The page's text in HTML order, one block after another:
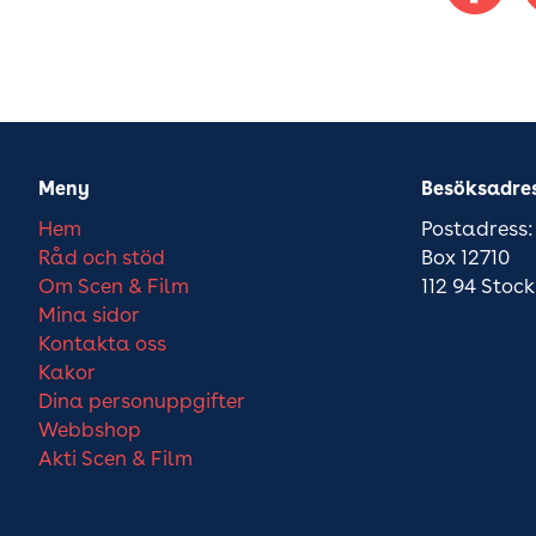
Meny
Hem
Råd och stöd
Om Scen & Film
Mina sidor
Kontakta oss
Kakor
Dina personuppgifter
Webbshop
Akti Scen & Film
Postadress:
Box 12710
112 94